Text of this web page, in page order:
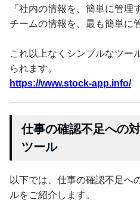
「社内の情報を、簡単に管理
チームの情報を、最も簡単に
これ以上なくシンプルなツー
られます。
https://www.stock-app.info/
仕事の確認不足への
ツール
以下では、仕事の確認不足へ
ルをご紹介します。